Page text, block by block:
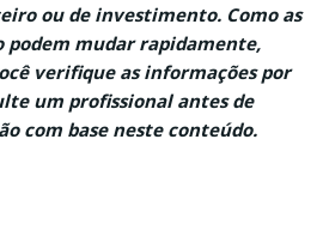
ou de investimento. Como as
podem mudar rapidamente,
verifique as informações por
um profissional antes de
com base neste conteúdo.